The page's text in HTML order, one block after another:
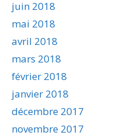
juin 2018
mai 2018
avril 2018
mars 2018
février 2018
janvier 2018
décembre 2017
novembre 2017